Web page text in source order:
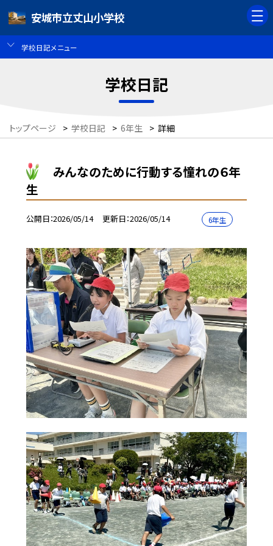
安城市立丈山小学校
学校日記メニュー
学校日記
トップページ > 学校日記 > 6年生 > 詳細
みんなのために行動する憧れの６年
生
公開日 2026/05/14 更新日 2026/05/14 6年生